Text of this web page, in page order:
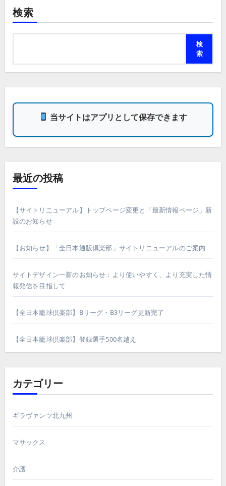
検索
検
索
当サイトはアプリとして保存できます
最近の投稿
【サイトリニューアル】トップページ変更と「最新情報ページ」新
設のお知らせ
【お知らせ】「全日本通販倶楽部」サイトリニューアルのご案内
サイトデザイン一新のお知らせ：より使いやすく、より充実した情
報発信を目指して
【全日本籠球倶楽部】Bリーグ・B3リーグ更新完了
【全日本籠球倶楽部】登録選手500名越え
カテゴリー
ギラヴァンツ北九州
マサックス
介護